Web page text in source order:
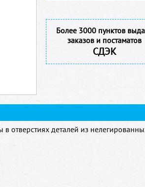
Более 3000 пунктов
заказов и постаматов
СДЭК
отверстиях деталей из